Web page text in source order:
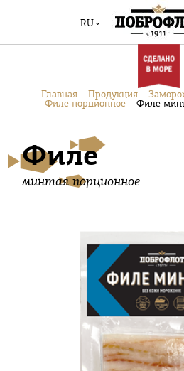
RU
Главная Продукция
Филе порционное
Филе
Филе
минтая порционное